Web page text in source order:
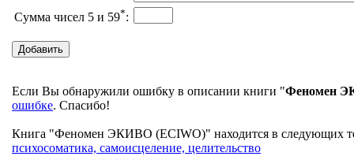
Сумма чисел 5 и 59*:
Если Вы обнаружили ошибку в описании книги "Феномен
ошибке. Спасибо!
Книга "Феномен ЭКИВО (ECIWO)" находится в следующих
психосоматика, самоисцеление, целительство